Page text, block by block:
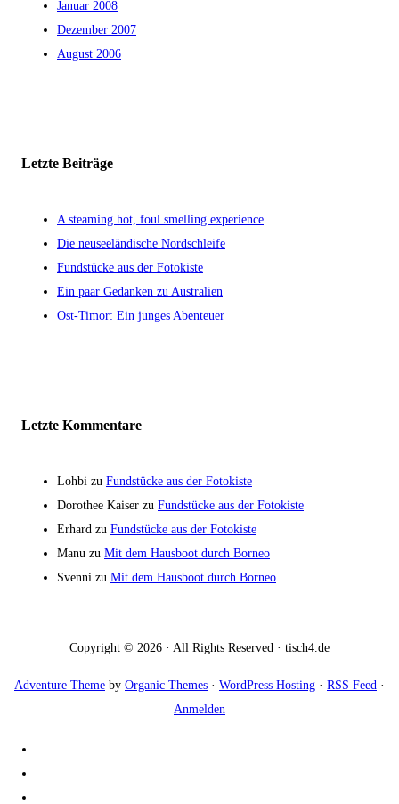
Januar 2008
Dezember 2007
August 2006
Letzte Beiträge
A steaming hot, foul smelling experience
Die neuseeländische Nordschleife
Fundstücke aus der Fotokiste
Ein paar Gedanken zu Australien
Ost-Timor: Ein junges Abenteuer
Letzte Kommentare
Lohbi zu Fundstücke aus der Fotokiste
Dorothee Kaiser zu Fundstücke aus der Fotokiste
Erhard zu Fundstücke aus der Fotokiste
Manu zu Mit dem Hausboot durch Borneo
Svenni zu Mit dem Hausboot durch Borneo
Copyright © 2026 · All Rights Reserved · tisch4.de
Adventure Theme by Organic Themes · WordPress Hosting · RSS Feed ·
Anmelden